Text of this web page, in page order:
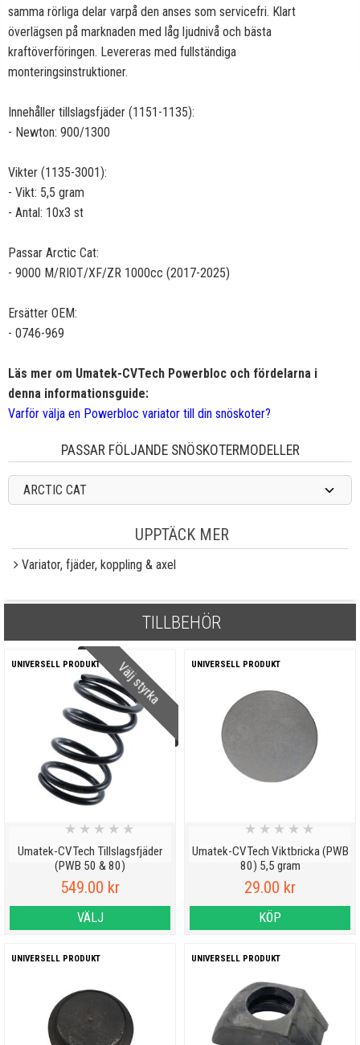
samma rörliga delar varpå den anses som servicefri. Klart
överlägsen på marknaden med låg ljudnivå och bästa
kraftöverföringen. Levereras med fullständiga
monteringsinstruktioner.
Innehåller tillslagsfjäder (1151-1135):
- Newton: 900/1300
Vikter (1135-3001):
- Vikt: 5,5 gram
- Antal: 10x3 st
Passar Arctic Cat:
- 9000 M/RIOT/XF/ZR 1000cc (2017-2025)
Ersätter OEM:
- 0746-969
Läs mer om Umatek-CVTech Powerbloc och fördelarna i
denna informationsguide:
Varför välja en Powerbloc variator till din snöskoter?
PASSAR FÖLJANDE SNÖSKOTERMODELLER
ARCTIC CAT
UPPTÄCK MER
Variator, fjäder, koppling & axel
TILLBEHÖR
Välj styrka
UNIVERSELL PRODUKT
Umatek-CVTech Tillslagsfjäder
(PWB 50 & 80)
★ ★ ★ ★ ★
549.00 kr
VÄLJ
UNIVERSELL PRODUKT
Umatek-CVTech Viktbricka (PWB
80) 5,5 gram
★ ★ ★ ★ ★
29.00 kr
KÖP
UNIVERSELL PRODUKT UNIVERSELL PRODUKT